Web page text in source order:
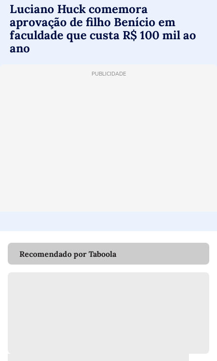
Luciano Huck comemora
aprovação de filho Benício em
faculdade que custa R$ 100 mil ao
ano
PUBLICIDADE
Recomendado por Taboola